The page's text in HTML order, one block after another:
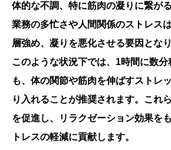
体的な不調、特に筋肉の凝りに繋が
業務の多忙さや人間関係のストレス
層強め、凝りを悪化させる要因となり
このような状況下では、1時間に数
も、体の関節や筋肉を伸ばすストレ
り入れることが推奨されます。これ
を促進し、リラクゼーション効果を
トレスの軽減に貢献します。